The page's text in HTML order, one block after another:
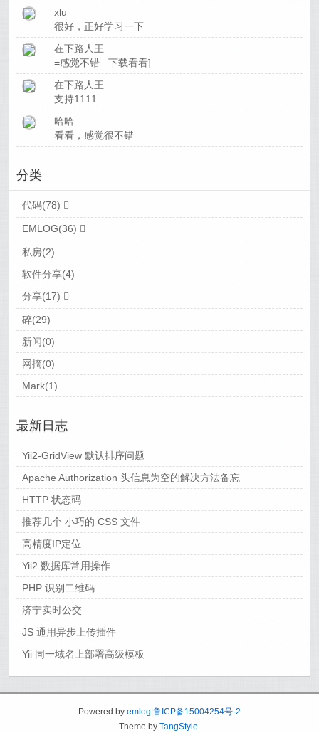
xlu
很好，正好学习一下
在下路人王
=感觉不错 下载看看]
在下路人王
支持1111
哈哈
看看，感觉很不错
分类
代码(78)
EMLOG(36)
私房(2)
软件分享(4)
分享(17)
碎(29)
新闻(0)
网摘(0)
Mark(1)
最新日志
Yii2-GridView 默认排序问题
Apache Authorization 头信息为空的解决方法备忘
HTTP 状态码
推荐几个 小巧的 CSS 文件
高精度IP定位
Yii2 数据库常用操作
PHP 识别二维码
济宁实时公交
JS 通用异步上传插件
Yii 同一域名上部署高级模板
Powered by emlog 鲁ICP备15004254号-2
Theme by TangStyle.